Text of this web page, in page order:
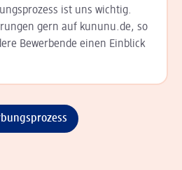
ist uns wichtig.
gern auf kununu.de, so
Bewerbende einen Einblick